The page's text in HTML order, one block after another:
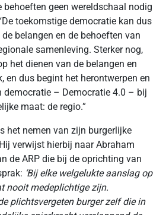
behoeften geen wereldschaal nodig
toekomstige democratie kan dus
belangen en de behoeften van
samenleving. Sterker nog,
het dienen van de belangen en
en dus begint het herontwerpen en
democratie – Democratie 4.0 – bij
maat: de regio.”
het nemen van zijn burgerlijke
verwijst hierbij naar Abraham
de ARP die bij de oprichting van
‘Bij elke welgelukte aanslag op
nooit medeplichtige zijn.
plichtsvergeten burger zelf die in